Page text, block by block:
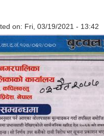
on: Fri, 03/19/2021 - 13:42